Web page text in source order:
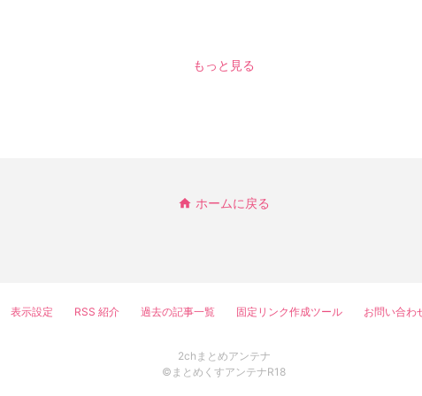
もっと見る
ホームに戻る
表示設定 RSS 紹介 過去の記事一覧 固定リンク作成ツール お問い合わ
2chまとめアンテナ
©まとめくすアンテナR18